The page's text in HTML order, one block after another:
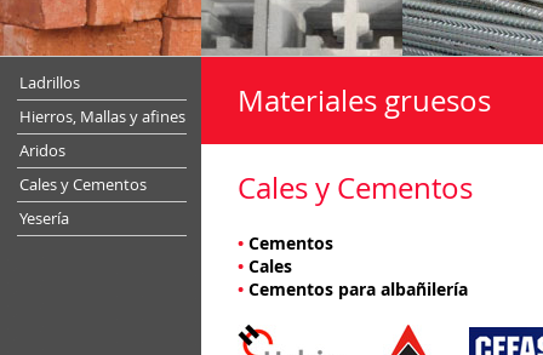
Ladrillos
Hierros, Mallas y afines
Aridos
Cales y Cementos
Yesería
Materiales gruesos
Cales y Cementos
• Cementos
• Cales
• Cementos para albañilería